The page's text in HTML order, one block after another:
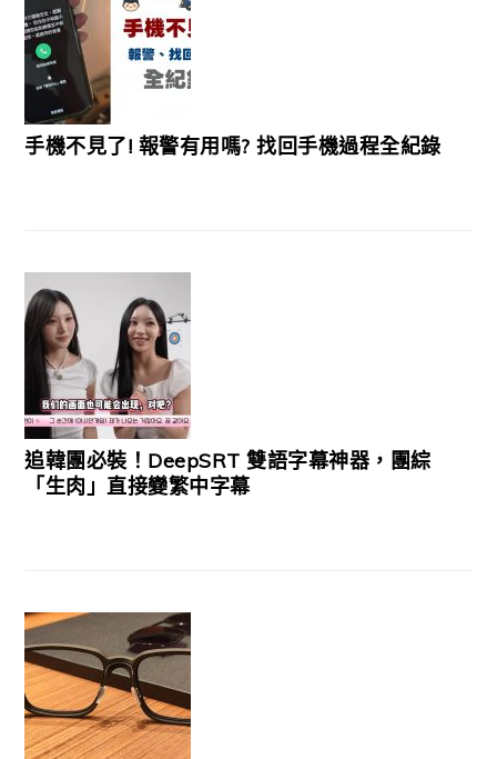
手機不見了! 報警有用嗎? 找回手機過程全紀錄
追韓團必裝！DeepSRT 雙語字幕神器，團綜
「生肉」直接變繁中字幕